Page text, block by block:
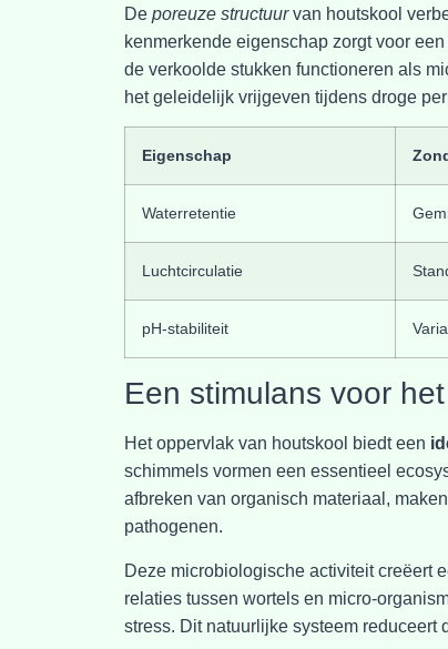
De poreuze structuurvan houtskool
kenmerkende eigenschap zorgt voor
de verkoolde stukken functioneren als
het geleidelijk vrijgeven tijdens droge
Eigenschap
Waterretentie
Luchtcirculatie
pH-stabiliteit
Een stimulans voor
Het oppervlak van houtskool biedt een
schimmels vormen een essentieel
afbreken van organisch materiaal,
pathogenen.
Deze microbiologische activiteit creëert
relaties tussen wortels en micro-
stress. Dit natuurlijke systeem